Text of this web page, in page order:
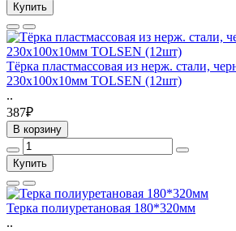
Купить
Тёрка пластмассовая из нерж. стали,
230х100х10мм TOLSEN (12шт)
..
387₽
В корзину
Купить
Терка полиуретановая 180*320мм
..